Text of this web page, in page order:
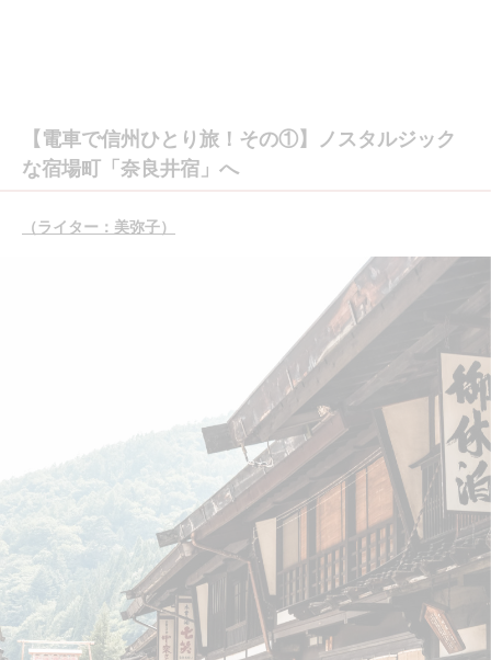
【電車で信州ひとり旅！その①】ノスタルジック
な宿場町「奈良井宿」へ
（ライター：美弥子）